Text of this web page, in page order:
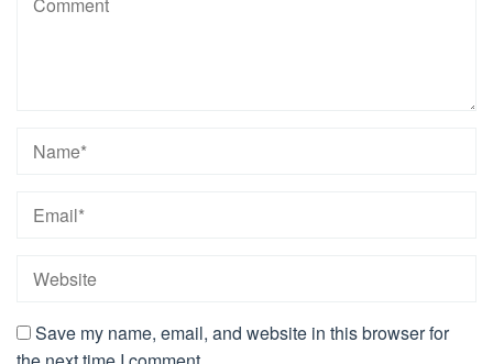
Save my name, email, and website in this browser for